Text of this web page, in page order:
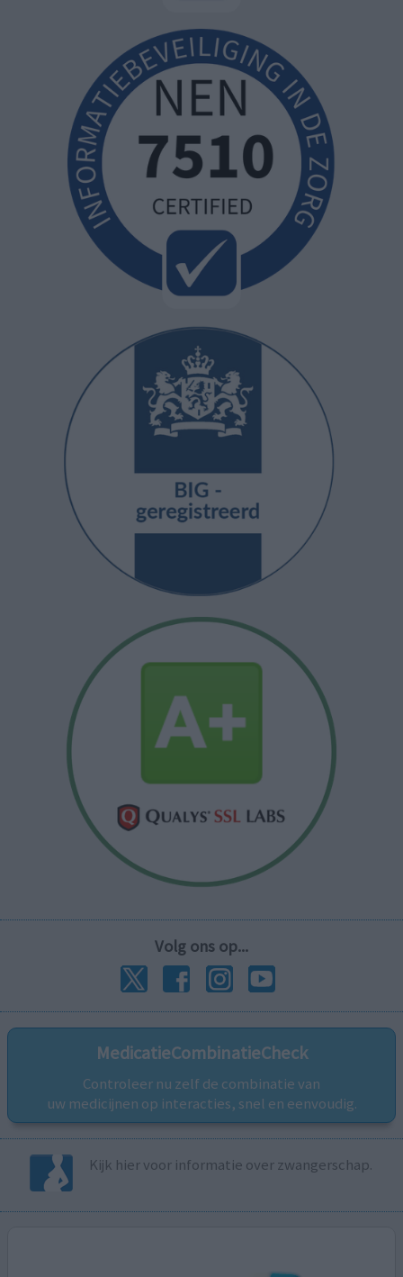
Volg ons op...
MedicatieCombinatieCheck
Controleer nu zelf de combinatie van
uw medicijnen op interacties, snel en eenvoudig.
Kijk hier voor informatie over zwangerschap.